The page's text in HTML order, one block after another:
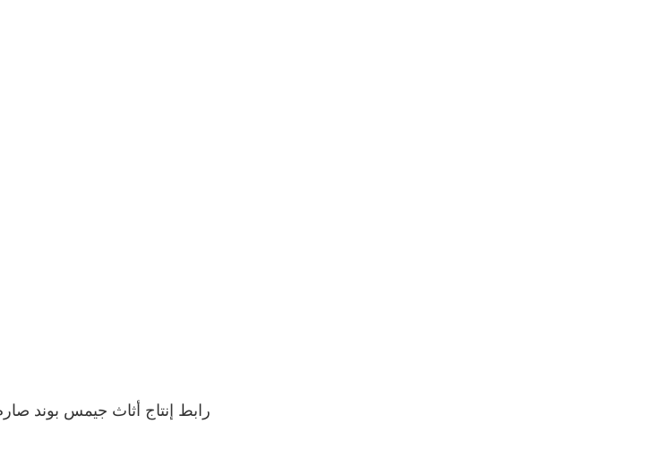
رابط إنتاج أثاث جيمس بوند